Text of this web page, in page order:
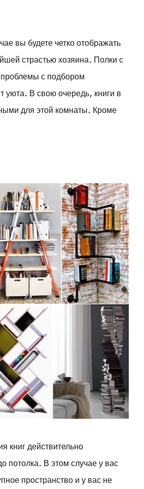
вы будете четко отображать
страстью хозяина. Полки с
с подбором
уюта. В свою очередь, книги в
для этой комнаты. Кроме
книг действительно
потолка. В этом случае у вас
пространство и у вас не